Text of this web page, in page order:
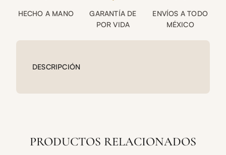
HECHO A MANO
GARANTÍA DE
POR VIDA
ENVÍOS A TODO
MÉXICO
DESCRIPCIÓN
PRODUCTOS RELACIONADOS